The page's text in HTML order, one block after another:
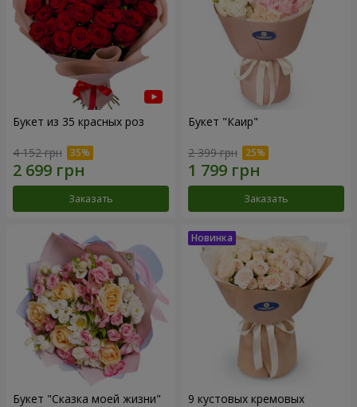
Букет из 35 красных роз
4 152 грн
Заказать
Букет "Каир"
2 399 грн
Заказать
Букет "Сказка моей жизни" 9 кустовых кремовых